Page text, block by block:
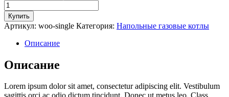
Купить
Артикул: woo-single Категория: Напольные газовые котлы
Описание
Описание
Lorem ipsum dolor sit amet, consectetur adipiscing elit. Vestibulum